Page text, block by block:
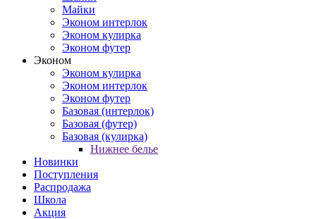
Майки
Эконом интерлок
Эконом кулирка
Эконом футер
Эконом
Эконом кулирка
Эконом интерлок
Эконом футер
Базовая (интерлок)
Базовая (футер)
Базовая (кулирка)
Нижнее белье
Новинки
Поступления
Распродажа
Школа
Акция